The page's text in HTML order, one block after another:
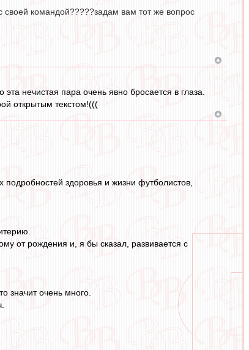
своей командой?????задам вам тот же вопрос
нечистая пара очень явно бросается в глаза.
открытым текстом!(((
здоровья и жизни футболистов,
от рождения и, я бы сказал, развивается с
значит очень много.